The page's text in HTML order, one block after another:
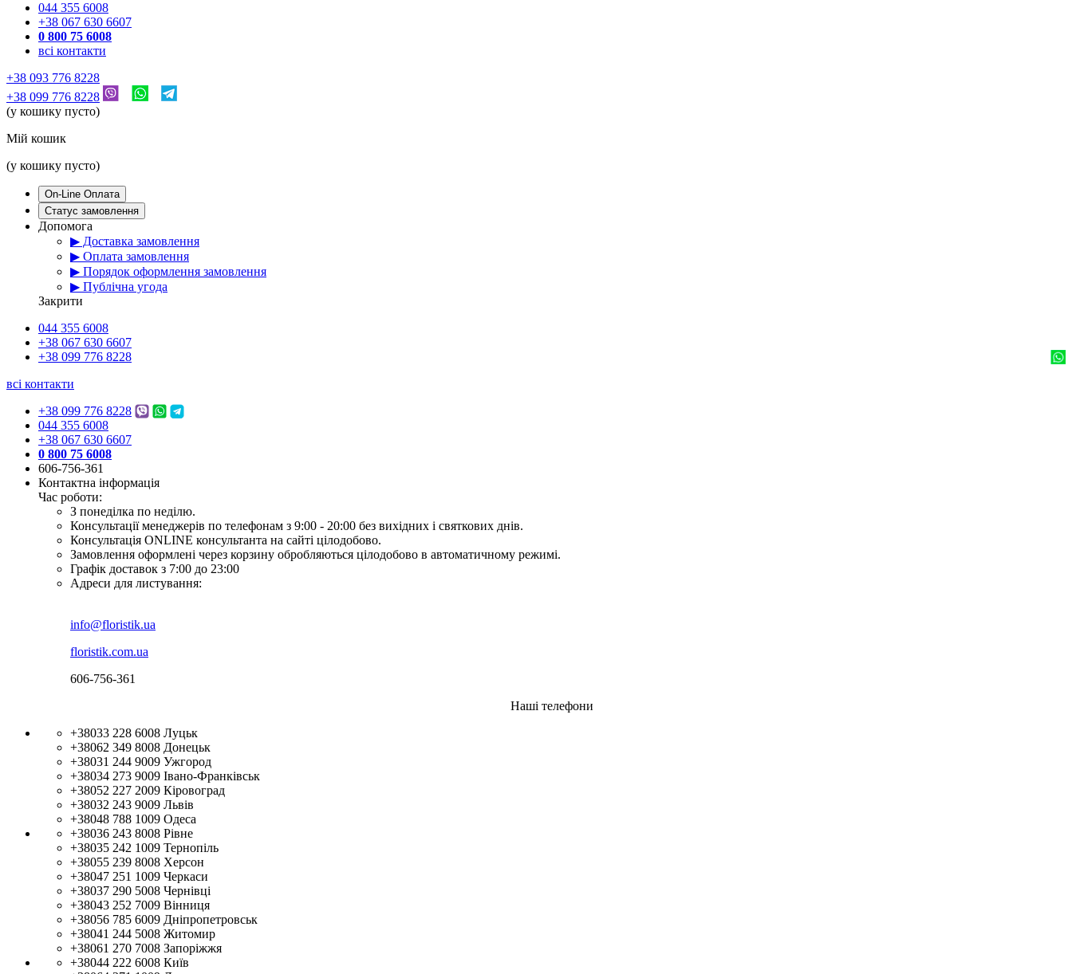
044 355 6008
+38 067 630 6607
0 800 75 6008
всі контакти
+38 093 776 8228
+38 099 776 8228
(у кошику пусто)
Мій кошик
(у кошику пусто)
On-Line Оплата
Статус замовлення
Допомога
▶ Доставка замовлення
▶ Оплата замовлення
▶ Порядок оформлення замовлення
▶ Публічна угода
Закрити
044 355 6008
+38 067 630 6607
+38 099 776 8228
всі контакти
+38 099 776 8228
044 355 6008
+38 067 630 6607
0 800 75 6008
606-756-361
Контактна інформація
Час роботи:
З понеділка по неділю.
Консультації менеджерів по телефонам з 9:00 - 20:00 без вихідних і святкових днів.
Консультація ONLINE консультанта на сайті цілодобово.
Замовлення оформлені через корзину обробляються цілодобово в автоматичному режимі.
Графік доставок з 7:00 до 23:00
Адреси для листування:
info@floristik.ua
floristik.com.ua
606-756-361
Наші телефони
+38033 228 6008 Луцьк
+38062 349 8008 Донецьк
+38031 244 9009 Ужгород
+38034 273 9009 Івано-Франківськ
+38052 227 2009 Кіровоград
+38032 243 9009 Львів
+38048 788 1009 Одеса
+38036 243 8008 Рівне
+38035 242 1009 Тернопіль
+38055 239 8008 Херсон
+38047 251 1009 Черкаси
+38037 290 5008 Чернівці
+38043 252 7009 Вінниця
+38056 785 6009 Дніпропетровськ
+38041 244 5008 Житомир
+38061 270 7008 Запоріжжя
+38044 222 6008 Київ